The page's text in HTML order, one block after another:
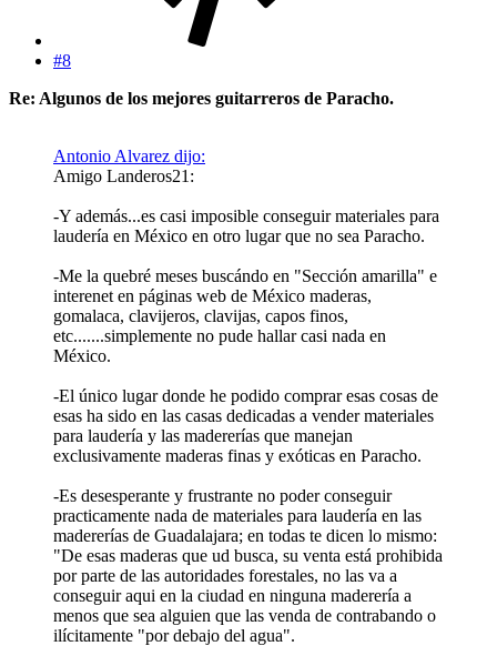
#8
Re: Algunos de los mejores guitarreros de Paracho.
Antonio Alvarez dijo:
Amigo Landeros21:
-Y además...es casi imposible conseguir materiales para
laudería en México en otro lugar que no sea Paracho.
-Me la quebré meses buscándo en "Sección amarilla" e
interenet en páginas web de México maderas,
gomalaca, clavijeros, clavijas, capos finos,
etc.......simplemente no pude hallar casi nada en
México.
-El único lugar donde he podido comprar esas cosas de
esas ha sido en las casas dedicadas a vender materiales
para laudería y las madererías que manejan
exclusivamente maderas finas y exóticas en Paracho.
-Es desesperante y frustrante no poder conseguir
practicamente nada de materiales para laudería en las
madererías de Guadalajara; en todas te dicen lo mismo:
"De esas maderas que ud busca, su venta está prohibida
por parte de las autoridades forestales, no las va a
conseguir aqui en la ciudad en ninguna maderería a
menos que sea alguien que las venda de contrabando o
ilícitamente "por debajo del agua".